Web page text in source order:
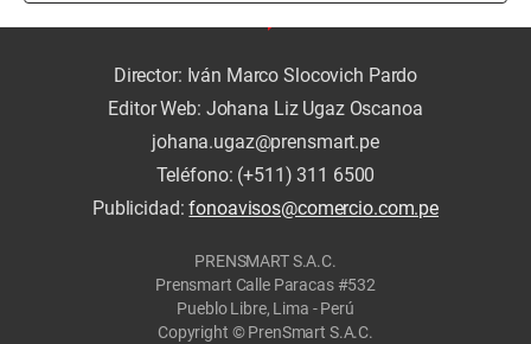
Director: Iván Marco Slocovich Pardo
Editor Web: Johana Liz Ugaz Oscanoa
johana.ugaz@prensmart.pe
Teléfono: (+511) 311 6500
Publicidad:fonoavisos@comercio.com.pe
PRENSMART S.A.C.
Prensmart Calle Paracas #532
Pueblo Libre, Lima - Perú
Copyright © PrenSmart S.A.C.